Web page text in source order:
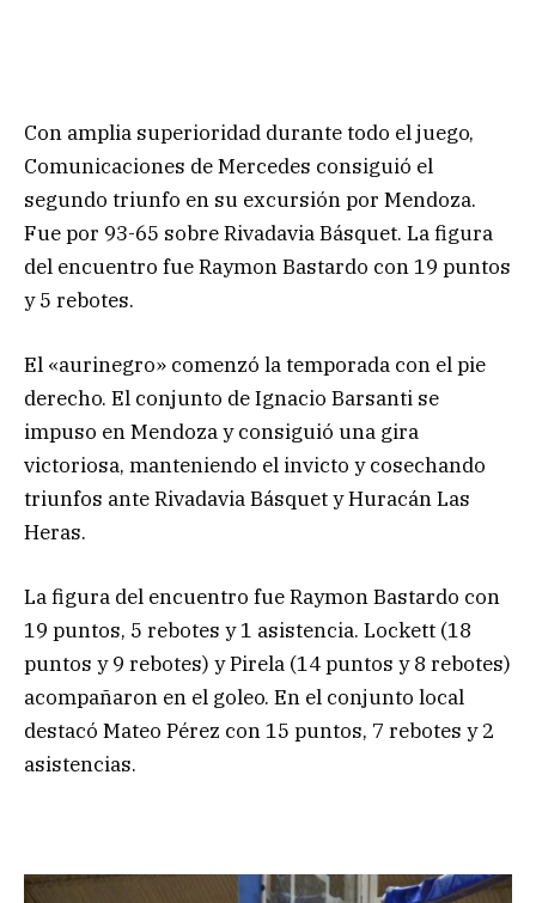
Con amplia superioridad durante todo el juego,
Comunicaciones de Mercedes consiguió el
segundo triunfo en su excursión por Mendoza.
Fue por 93-65 sobre Rivadavia Básquet. La figura
del encuentro fue Raymon Bastardo con 19 puntos
y 5 rebotes.
El «aurinegro» comenzó la temporada con el pie
derecho. El conjunto de Ignacio Barsanti se
impuso en Mendoza y consiguió una gira
victoriosa, manteniendo el invicto y cosechando
triunfos ante Rivadavia Básquet y Huracán Las
Heras.
La figura del encuentro fue Raymon Bastardo con
19 puntos, 5 rebotes y 1 asistencia. Lockett (18
puntos y 9 rebotes) y Pirela (14 puntos y 8 rebotes)
acompañaron en el goleo. En el conjunto local
destacó Mateo Pérez con 15 puntos, 7 rebotes y 2
asistencias.